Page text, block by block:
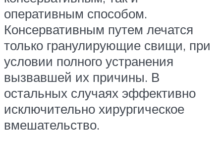
оперативным способом.
Консервативным путем лечатся
только гранулирующие свищи, при
условии полного устранения
вызвавшей их причины. В
остальных случаях эффективно
исключительно хирургическое
вмешательство.